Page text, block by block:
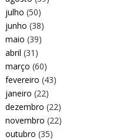
julho (50)
junho (38)
maio (39)
abril (31)
março (60)
fevereiro (43)
janeiro (22)
dezembro (22)
novembro (22)
outubro (35)